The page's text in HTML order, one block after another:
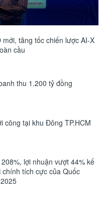
mới, tăng tốc chiến lược AI-X
cầu
thu 1.200 tỷ đồng
công tại khu Đông TP.HCM
lợi nhuận vượt 44% kế
tích cực của Quốc